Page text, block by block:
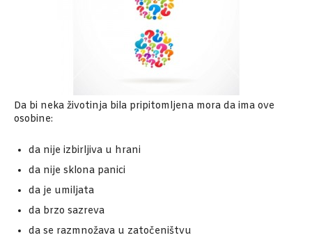
Da bi neka životinja bila pripitomljena mora da ima ove
osobine:
da nije izbirljiva u hrani
da nije sklona panici
da je umiljata
da brzo sazreva
da se razmnožava u zatočeništvu